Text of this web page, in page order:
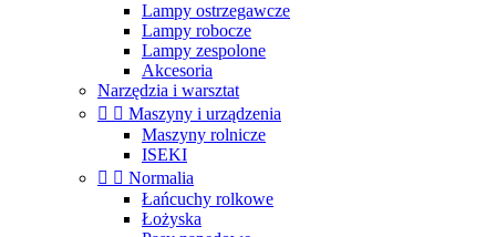
Lampy ostrzegawcze
Lampy robocze
Lampy zespolone
Akcesoria
Narzędzia i warsztat
  Maszyny i urządzenia
Maszyny rolnicze
ISEKI
  Normalia
Łańcuchy rolkowe
Łożyska